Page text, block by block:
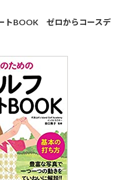
トBOOK ゼロからコースデ